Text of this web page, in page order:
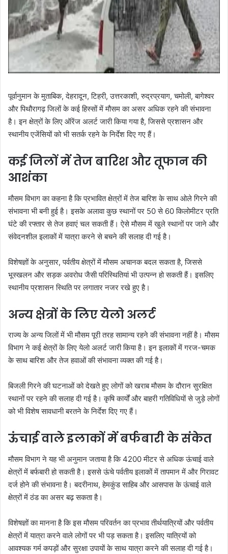
पूर्वानुमान के मुताबिक, देहरादून, टिहरी, उत्तरकाशी, रुद्रप्रयाग, चमोली, बागेश्वर
और पिथौरागढ़ जिलों के कई हिस्सों में मौसम का असर अधिक रहने की संभावना
है। इन क्षेत्रों के लिए ऑरेंज अलर्ट जारी किया गया है, जिससे प्रशासन और
स्थानीय एजेंसियों को भी सतर्क रहने के निर्देश दिए गए हैं।
कई जिलों में तेज बारिश और तूफान की
आशंका
मौसम विभाग का कहना है कि प्रभावित क्षेत्रों में तेज बारिश के साथ ओले गिरने की
संभावना भी बनी हुई है। इसके अलावा कुछ स्थानों पर 50 से 60 किलोमीटर प्रति
घंटे की रफ्तार से तेज हवाएं चल सकती हैं। ऐसे मौसम में खुले स्थानों पर जाने और
संवेदनशील इलाकों में यात्रा करने से बचने की सलाह दी गई है।
विशेषज्ञों के अनुसार, पर्वतीय क्षेत्रों में मौसम अचानक बदल सकता है, जिससे
भूस्खलन और सड़क अवरोध जैसी परिस्थितियां भी उत्पन्न हो सकती हैं। इसलिए
स्थानीय प्रशासन स्थिति पर लगातार नजर रखे हुए है।
अन्य क्षेत्रों के लिए येलो अलर्ट
राज्य के अन्य जिलों में भी मौसम पूरी तरह सामान्य रहने की संभावना नहीं है। मौसम
विभाग ने कई क्षेत्रों के लिए येलो अलर्ट जारी किया है। इन इलाकों में गरज-चमक
के साथ बारिश और तेज हवाओं की संभावना व्यक्त की गई है।
बिजली गिरने की घटनाओं को देखते हुए लोगों को खराब मौसम के दौरान सुरक्षित
स्थानों पर रहने की सलाह दी गई है। कृषि कार्यों और बाहरी गतिविधियों से जुड़े लोगों
को भी विशेष सावधानी बरतने के निर्देश दिए गए हैं।
ऊंचाई वाले इलाकों में बर्फबारी के संकेत
मौसम विभाग ने यह भी अनुमान जताया है कि 4200 मीटर से अधिक ऊंचाई वाले
क्षेत्रों में बर्फबारी हो सकती है। इससे ऊंचे पर्वतीय इलाकों में तापमान में और गिरावट
दर्ज होने की संभावना है। बदरीनाथ, हेमकुंड साहिब और आसपास के ऊंचाई वाले
क्षेत्रों में ठंड का असर बढ़ सकता है।
विशेषज्ञों का मानना है कि इस मौसम परिवर्तन का प्रभाव तीर्थयात्रियों और पर्वतीय
क्षेत्रों में यात्रा करने वाले लोगों पर भी पड़ सकता है। इसलिए यात्रियों को
आवश्यक गर्म कपड़ों और सुरक्षा उपायों के साथ यात्रा करने की सलाह दी गई है।